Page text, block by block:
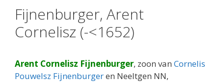
Fijnenburger, Arent
Cornelisz (-<1652)
Arent Cornelisz Fijnenburger, zoon van Cornelis
Pouwelsz Fijnenburgeren Neeltgen NN,